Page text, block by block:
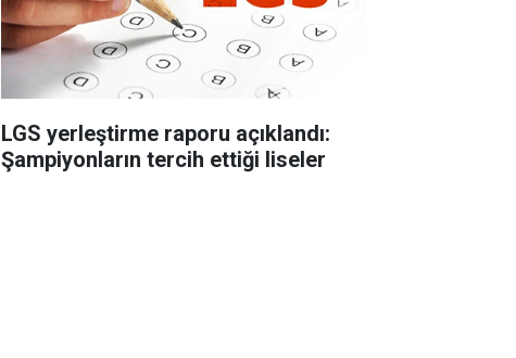
LGS yerleştirme raporu açıklandı:
Şampiyonların tercih ettiği liseler